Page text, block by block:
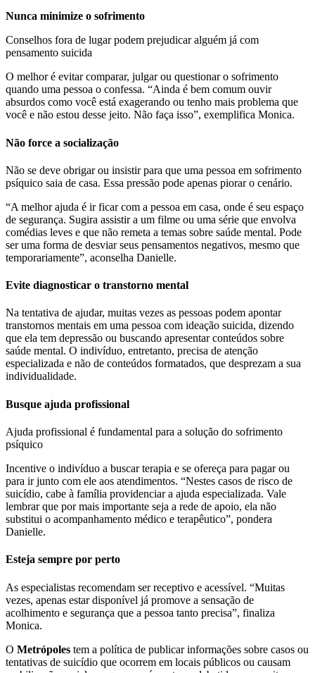
Nunca minimize o sofrimento
Conselhos fora de lugar podem prejudicar alguém já com
pensamento suicida
O melhor é evitar comparar, julgar ou questionar o sofrimento
quando uma pessoa o confessa. “Ainda é bem comum ouvir
absurdos como você está exagerando ou tenho mais problema que
você e não estou desse jeito. Não faça isso”, exemplifica Monica.
Não force a socialização
Não se deve obrigar ou insistir para que uma pessoa em sofrimento
psíquico saia de casa. Essa pressão pode apenas piorar o cenário.
“A melhor ajuda é ir ficar com a pessoa em casa, onde é seu espaço
de segurança. Sugira assistir a um filme ou uma série que envolva
comédias leves e que não remeta a temas sobre saúde mental. Pode
ser uma forma de desviar seus pensamentos negativos, mesmo que
temporariamente”, aconselha Danielle.
Evite diagnosticar o transtorno mental
Na tentativa de ajudar, muitas vezes as pessoas podem apontar
transtornos mentais em uma pessoa com ideação suicida, dizendo
que ela tem depressão ou buscando apresentar conteúdos sobre
saúde mental. O indivíduo, entretanto, precisa de atenção
especializada e não de conteúdos formatados, que desprezam a sua
individualidade.
Busque ajuda profissional
Ajuda profissional é fundamental para a solução do sofrimento
psíquico
Incentive o indivíduo a buscar terapia e se ofereça para pagar ou
para ir junto com ele aos atendimentos. “Nestes casos de risco de
suicídio, cabe à família providenciar a ajuda especializada. Vale
lembrar que por mais importante seja a rede de apoio, ela não
substitui o acompanhamento médico e terapêutico”, pondera
Danielle.
Esteja sempre por perto
As especialistas recomendam ser receptivo e acessível. “Muitas
vezes, apenas estar disponível já promove a sensação de
acolhimento e segurança que a pessoa tanto precisa”, finaliza
Monica.
O Metrópoles tem a política de publicar informações sobre casos ou
tentativas de suicídio que ocorrem em locais públicos ou causam